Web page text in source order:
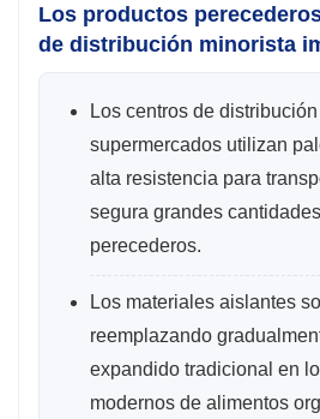
Los productos
de distribución minorista
Los centros de
supermercados utilizan
alta resistencia para
segura grandes
perecederos.
Los materiales aislantes
reemplazando
expandido tradicional en
modernos de alimentos